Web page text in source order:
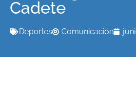
Cadete
Deportes Comunicación